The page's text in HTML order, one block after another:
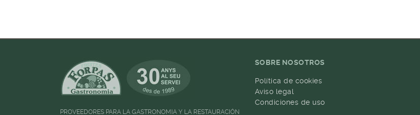
PROVEEDORES PARA LA GASTRONOMIA Y LA RESTAURACIÓN
SOBRE NOSOTROS
Política de cookies
Aviso legal
Condiciones de uso